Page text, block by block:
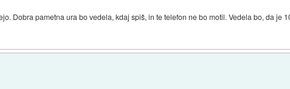
Dobra pametna ura bo vedela, kdaj spiš, in te telefon ne bo motil. Vedela bo, da je